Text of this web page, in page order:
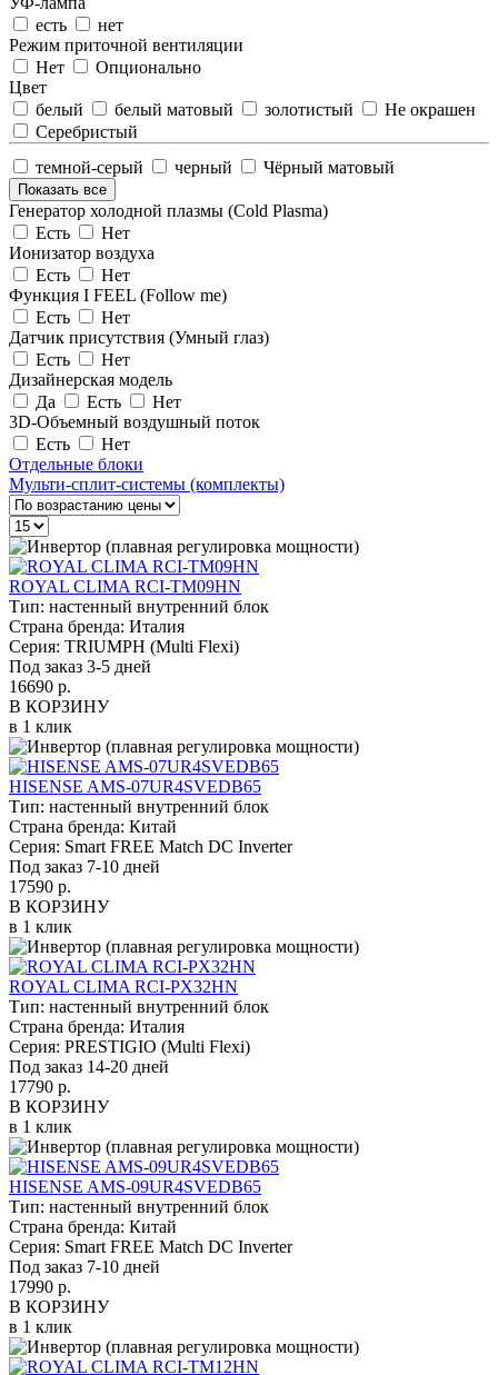
есть
нет
Режим приточной вентиляции
Нет
Опционально
Цвет
белый
белый матовый золотистый
Не окрашен
Серебристый
темной-серый
черный Чёрный матовый
Показать все
Генератор холодной плазмы (Cold Plasma)
Есть
Нет
Ионизатор воздуха
Есть
Нет
Функция I FEEL (Follow me)
Есть
Нет
Датчик присутствия (Умный глаз)
Есть
Нет
Дизайнерская модель
Да
Есть
Нет
3D-Объемный воздушный поток
Есть
Нет
Отдельные блоки
Мульти-сплит-системы (комплекты)
ROYAL CLIMA RCI-TM09HN
Тип: настенный внутренний блок
Страна бренда: Италия
Серия: TRIUMPH (Multi Flexi)
Под заказ 3-5 дней
16690 р.
В КОРЗИНУ
в 1 клик
HISENSE AMS-07UR4SVEDB65
Тип: настенный внутренний блок
Страна бренда: Китай
Серия: Smart FREE Match DC Inverter
Под заказ 7-10 дней
17590 р.
В КОРЗИНУ
в 1 клик
ROYAL CLIMA RCI-PХ32HN
Тип: настенный внутренний блок
Страна бренда: Италия
Серия: PRESTIGIO (Multi Flexi)
Под заказ 14-20 дней
17790 р.
В КОРЗИНУ
в 1 клик
HISENSE AMS-09UR4SVEDB65
Тип: настенный внутренний блок
Страна бренда: Китай
Серия: Smart FREE Match DC Inverter
Под заказ 7-10 дней
17990 р.
В КОРЗИНУ
в 1 клик